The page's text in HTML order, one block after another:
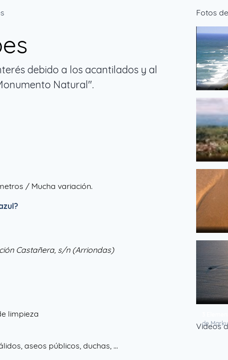
debido a los acantilados y al
Natural".
/ Mucha variación.
Castañera, s/n (Arriondas)
limpieza
aseos públicos, duchas, ...
Fotos
Playa de
Berbes
de El
de
Videos